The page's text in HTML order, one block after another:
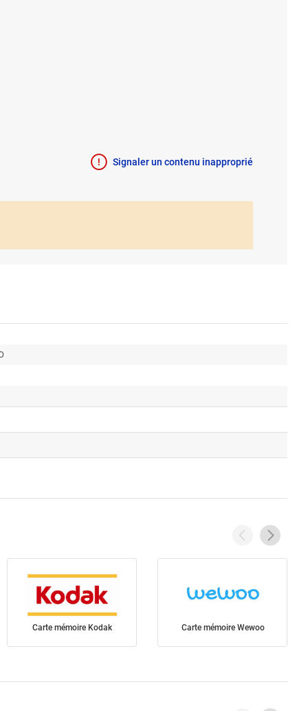
Signaler un contenu inapproprié
Carte mémoire Kodak Carte mémoire Wewoo